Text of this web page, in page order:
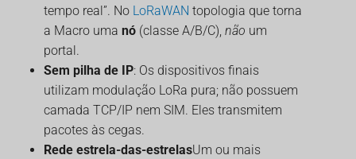
tempo real”. No LoRaWAN topologia que torna
a Macro uma nó (classe A/B/C), não um
portal.
Sem pilha de IP: Os dispositivos finais
utilizam modulação LoRa pura; não possuem
camada TCP/IP nem SIM. Eles transmitem
pacotes às cegas.
Rede estrela-das-estrelasUm ou mais